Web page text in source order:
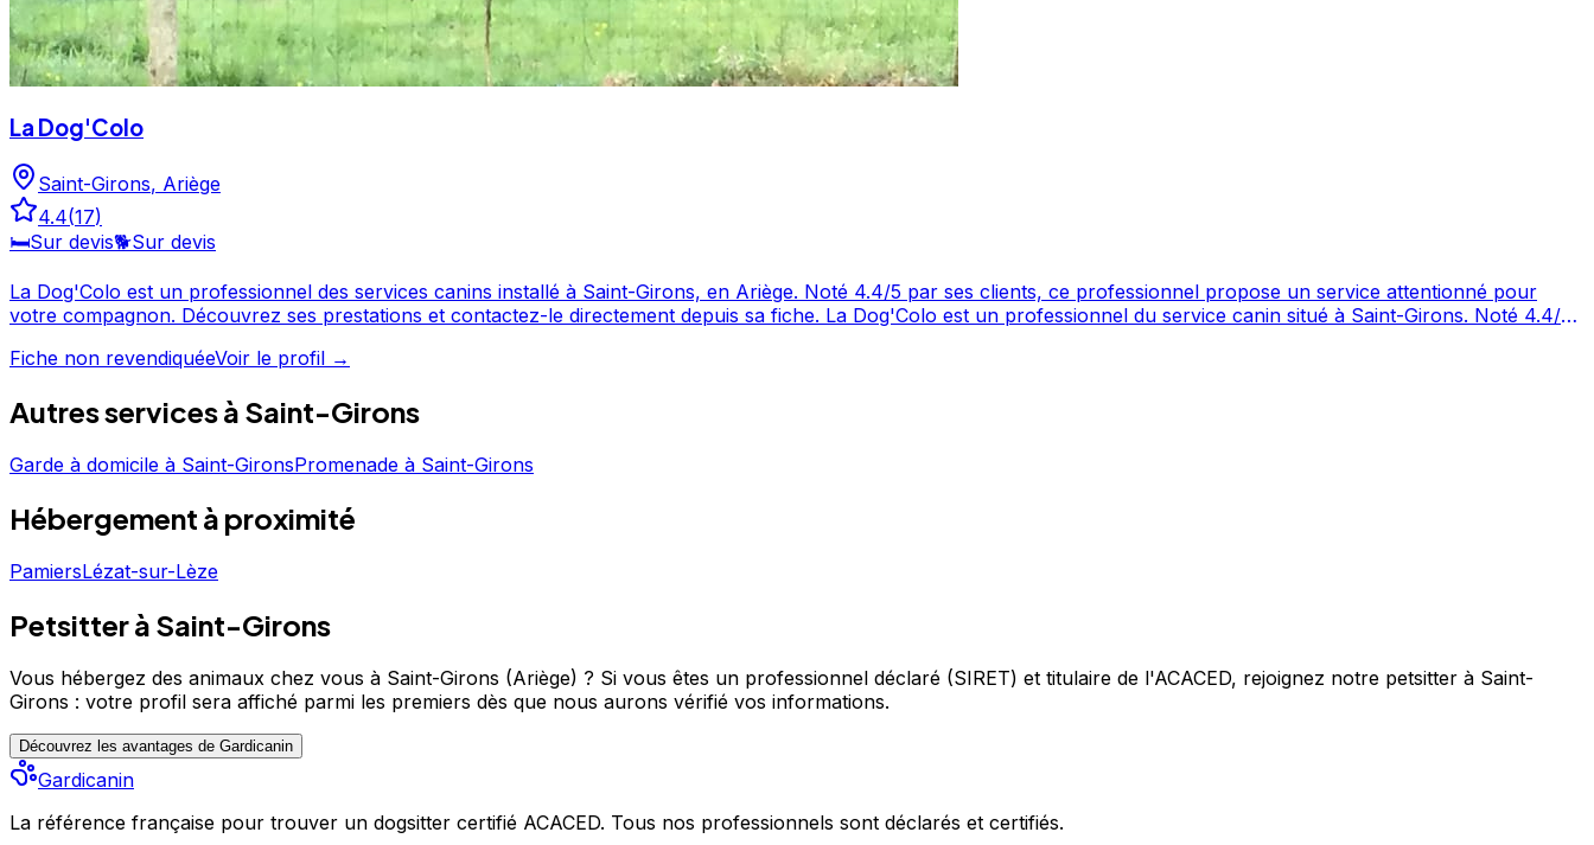
La Dog'Colo
Saint-Girons, Ariège
4.4(17)
🛏️Sur devis🐕Sur devis
La Dog'Colo est un professionnel des services canins installé à Saint-Girons, en Ariège. Noté 4.4/5 par ses clients, ce professionnel propose un service attentionné pour
votre compagnon. Découvrez ses prestations et contactez-le directement depuis sa fiche. La Dog'Colo est un professionnel du service canin situé à Saint-Girons. Noté 4.4/5
Fiche non revendiquéeVoir le profil →
Autres services à Saint-Girons
Garde à domicile à Saint-GironsPromenade à Saint-Girons
Hébergement à proximité
PamiersLézat-sur-Lèze
Petsitter à Saint-Girons
Vous hébergez des animaux chez vous à Saint-Girons (Ariège) ? Si vous êtes un professionnel déclaré (SIRET) et titulaire de l'ACACED, rejoignez notre petsitter à Saint-
Girons : votre profil sera affiché parmi les premiers dès que nous aurons vérifié vos informations.
Découvrez les avantages de Gardicanin
Gardicanin
La référence française pour trouver un dogsitter certifié ACACED. Tous nos professionnels sont déclarés et certifiés.